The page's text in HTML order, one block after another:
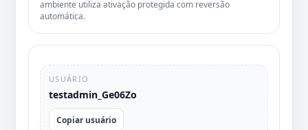
ambiente utiliza ativação protegida com reversão
automática.
USUÁRIO
testadmin_Ge06Zo
Copiar usuário